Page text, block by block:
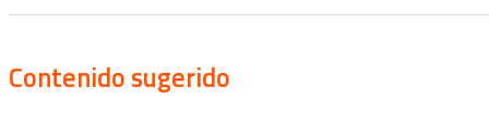
Contenido sugerido